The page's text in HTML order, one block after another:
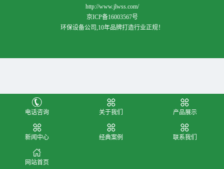
http://www.jlwss.com/
京ICP备16003567号
环保设备公司,10年品牌打造行业正规！
电话咨询 关于我们 产品展示
新闻中心 经典案例 联系我们
网站首页